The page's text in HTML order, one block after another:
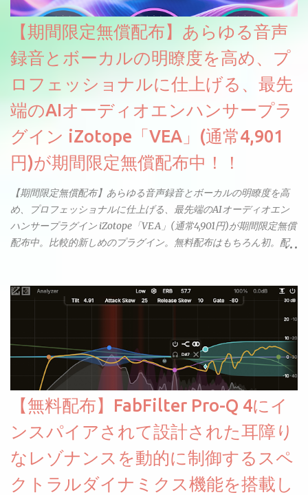
【期間限定無償配布】あらゆる音声
録音とボーカルの明瞭度を高め、プ
ロフェッショナルに仕上げる、最先
端のAIオーディオエンハンサープラ
グイン iZotope「VEA」(通常4,901
円)が期間限定無償配布中！！
【期間限定無償配布】あらゆる音声録音とボーカルの明瞭度を高
め、プロフェッショナルに仕上げる、最先端のAIオーディオエン
ハンサープラグイン iZotope「VEA」(通常4,901円)が期間限定無償
配布中。比較的新しめのプラグイン。無料配布はもちろん初。配
【無料配布】FabFilter Pro-Q 4にイ
ンスパイアされて設計された耳障り
なレゾナンスを動的に制御するスペ
クトラルダイナミクス機能を搭載し